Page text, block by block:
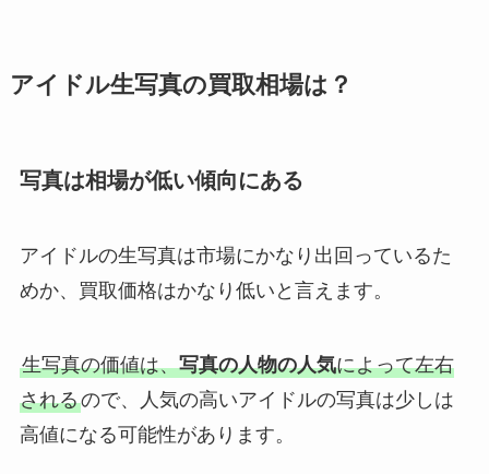
アイドル生写真の買取相場は？
写真は相場が低い傾向にある
アイドルの生写真は市場にかなり出回っているた
めか、買取価格はかなり低いと言えます。
生写真の価値は、写真の人物の人気によって左右
されるので、人気の高いアイドルの写真は少しは
高値になる可能性があります。